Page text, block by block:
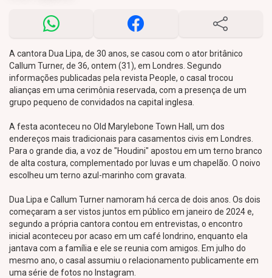
A cantora Dua Lipa, de 30 anos, se casou com o ator britânico
Callum Turner, de 36, ontem (31), em Londres. Segundo
informações publicadas pela revista People, o casal trocou
alianças em uma cerimônia reservada, com a presença de um
grupo pequeno de convidados na capital inglesa.
A festa aconteceu no Old Marylebone Town Hall, um dos
endereços mais tradicionais para casamentos civis em Londres.
Para o grande dia, a voz de "Houdini" apostou em um terno branco
de alta costura, complementado por luvas e um chapelão. O noivo
escolheu um terno azul-marinho com gravata.
Dua Lipa e Callum Turner namoram há cerca de dois anos. Os dois
começaram a ser vistos juntos em público em janeiro de 2024 e,
segundo a própria cantora contou em entrevistas, o encontro
inicial aconteceu por acaso em um café londrino, enquanto ela
jantava com a família e ele se reunia com amigos. Em julho do
mesmo ano, o casal assumiu o relacionamento publicamente em
uma série de fotos no Instagram.